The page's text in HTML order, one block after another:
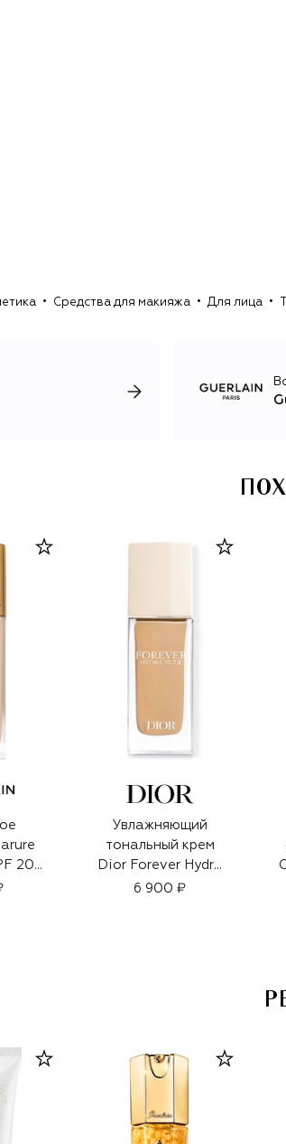
появляются
Средства для макияжа Для лица
20-
2W
Увлажняющий
тональный крем
Dior Forever Hydra
Nude, оттенок 2W
6 900 ₽